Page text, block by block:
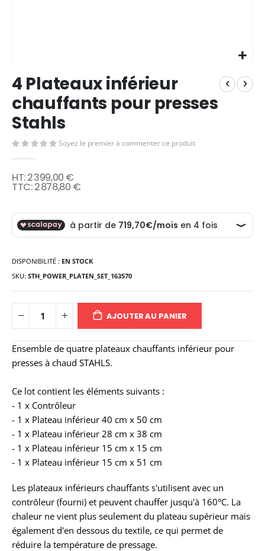
to
the
beginning
of
the
images
4 Plateaux inférieur
chauffants pour presses
Stahls
Soyez le premier à commenter ce produit
2 878,80 €
2 399,00 €
DISPONIBILITÉ : EN STOCK
SKU STH_POWER_PLATEN_SET_163570
AJOUTER AU PANIER
Ensemble de quatre plateaux chauffants inférieur pour
presses à chaud STAHLS.
Ce lot contient les éléments suivants :
- 1 x Contrôleur
- 1 x Plateau inférieur 40 cm x 50 cm
- 1 x Plateau inférieur 28 cm x 38 cm
- 1 x Plateau inférieur 15 cm x 15 cm
- 1 x Plateau inférieur 15 cm x 51 cm
Les plateaux inférieurs chauffants s'utilisent avec un
contrôleur (fourni) et peuvent chauffer jusqu'à 160°C. La
chaleur ne vient plus seulement du plateau supérieur mais
également d'en dessous du textile, ce qui permet de
réduire la température de pressage.